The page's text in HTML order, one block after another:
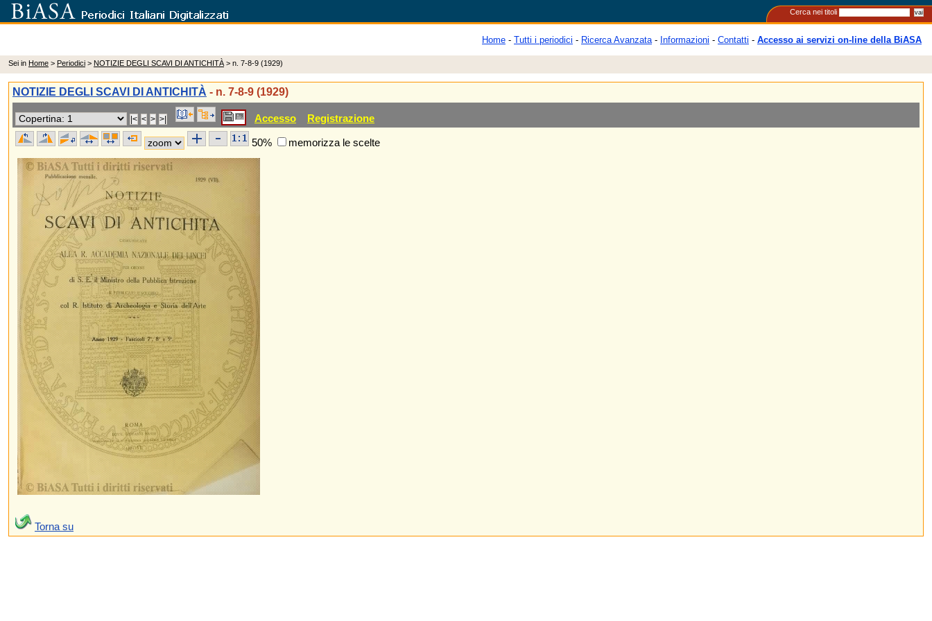
Cerca nei titoli
Home - Tutti i periodici - Ricerca Avanzata- Informazioni - Contatti - Accesso ai servizi on-line della BiASA
Sei in Home > Periodici > NOTIZIE DEGLI SCAVI DI ANTICHITÀ > n. 7-8-9 (1929)
NOTIZIE DEGLI SCAVI DI ANTICHITÀ - n. 7-8-9 (1929)
Accesso Registrazione
50% memorizza le scelte
Torna su